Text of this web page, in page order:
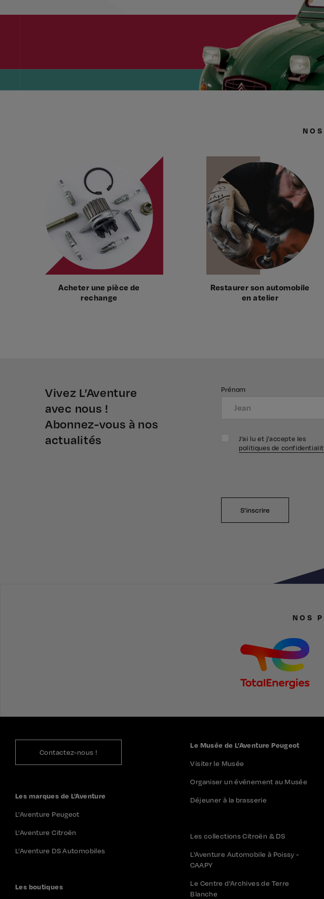
Acheter une pièce de
rechange
Restaurer son automobile
en atelier
Vivez L’Aventure
avec nous !
Abonnez-vous à nos
actualités
Prénom
J’ai lu et j’accepte les
politiques de
S'inscrire
NOS
Contactez-nous !
Les marques de L’Aventure
L’Aventure Peugeot
L’Aventure Citroën
L’Aventure DS Automobiles
Les boutiques
Le Musée de L’Aventure Peugeot
Visiter le Musée
Organiser un événement au Musée
Déjeuner à la brasserie
Les collections Citroën & DS
L'Aventure Automobile à Poissy -
CAAPY
Le Centre d'Archives de Terre
Blanche